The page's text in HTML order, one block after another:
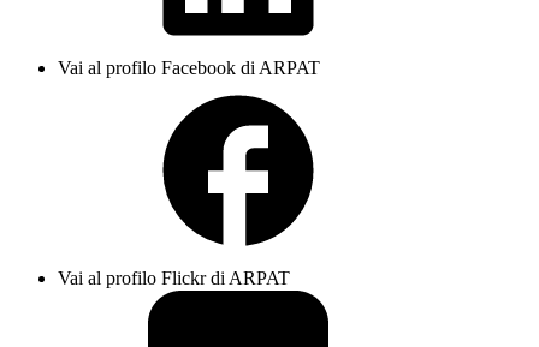
Vai al profilo Facebook di ARPAT
Vai al profilo Flickr di ARPAT